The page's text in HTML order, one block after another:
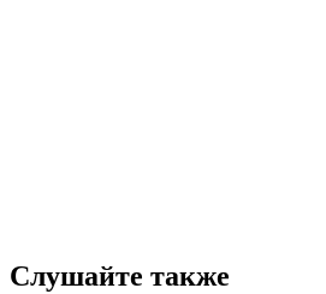
Слушайте также